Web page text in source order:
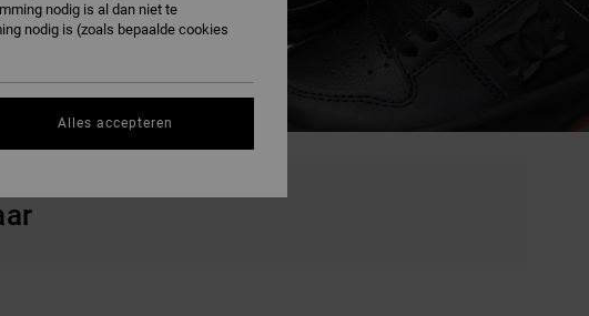
nodig is al dan niet te
nodig is (zoals bepaalde cookies
Alles accepteren